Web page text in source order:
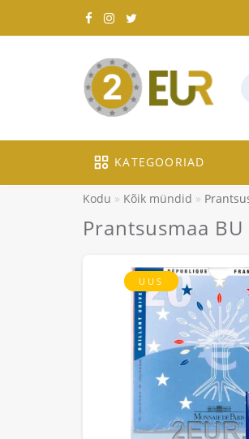
KATEGOORIAD
Kodu Kõik mündid
Prantsusmaa
UUS